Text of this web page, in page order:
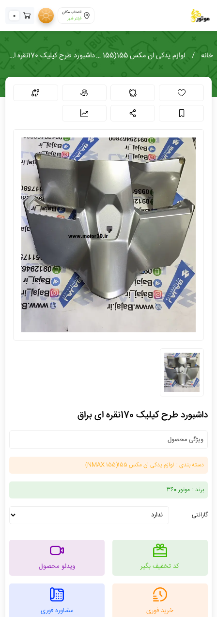
انتخاب مکان
فیلتر شهر
0
خانه لوازم یدکی ان مکس 155(NMAX 155) داشبورد طرح کیلیک 170نقره ای براق
داشبورد طرح کیلیک 170نقره ای براق
ویژگی محصول
دسته بندی : لوازم یدکی ان مکس 155(NMAX 155)
برند : موتور 360
گارانتی
کد تخفیف بگیر ویدئو محصول
خرید فوری مشاوره فوری